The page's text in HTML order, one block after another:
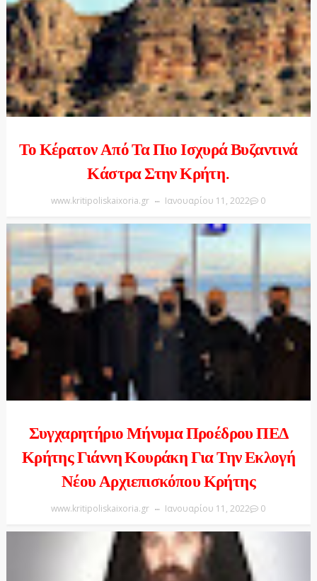
Το Κέρατον Από Τα Πιο Ισχυρά Βυζαντινά
Κάστρα Στην Κρήτη.
www.kritipoliskaixoria.gr Ιανουαρίου 11, 2022 0
Συγχαρητήριο Μήνυμα Προέδρου ΠΕΔ
Κρήτης Γιάννη Κουράκη Για Την Εκλογή
Νέου Αρχιεπισκόπου Κρήτης
www.kritipoliskaixoria.gr Ιανουαρίου 11, 2022 0